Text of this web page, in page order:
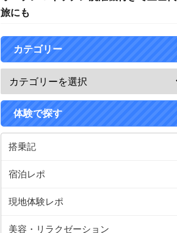
旅にも
カテゴリー
体験で探す
搭乗記
宿泊レポ
現地体験レポ
美容・リラクゼーション